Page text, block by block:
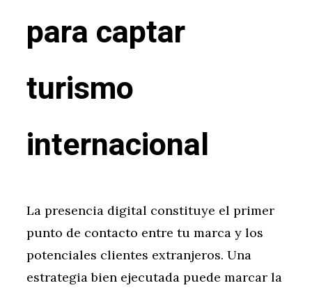
para captar
turismo
internacional
La presencia digital constituye el primer
punto de contacto entre tu marca y los
potenciales clientes extranjeros. Una
estrategia bien ejecutada puede marcar la